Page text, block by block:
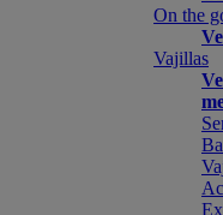
On the
Vajillas